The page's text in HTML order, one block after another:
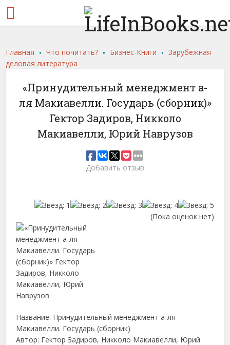
Главная .Что почитать? . Бизнес-Книги .Зарубежная
деловая литература
«Принудительный менеджмент а-
ля Макиавелли. Государь (сборник)»
Гектор Задиров, Никколо
Макиавелли, Юрий Наврузов
Добавить отзыв
(Пока оценок нет)
Название: Принудительный менеджмент а-ля
Макиавелли. Государь (сборник)
Автор: Гектор Задиров, Никколо Макиавелли, Юрий